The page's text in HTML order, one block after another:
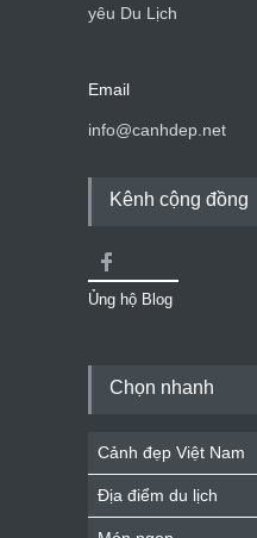
yêu Du Lịch
Email
info@canhdep.net
Kênh cộng đồng
Ủng hộ Blog
Chọn nhanh
Cảnh đẹp Việt Nam
Địa điểm du lịch